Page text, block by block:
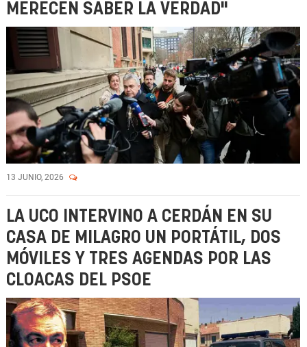
MERECEN SABER LA VERDAD"
13 JUNIO, 2026
LA UCO INTERVINO A CERDÁN EN SU
CASA DE MILAGRO UN PORTÁTIL, DOS
MÓVILES Y TRES AGENDAS POR LAS
CLOACAS DEL PSOE